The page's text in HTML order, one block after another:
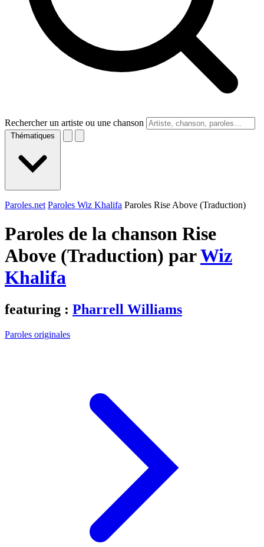
Rechercher un artiste ou une chanson
Thématiques
Paroles.net Paroles Wiz Khalifa Paroles Rise Above (Traduction)
Paroles de la chanson Rise
Above (Traduction) parWiz
Khalifa
featuring : Pharrell Williams
Paroles originales